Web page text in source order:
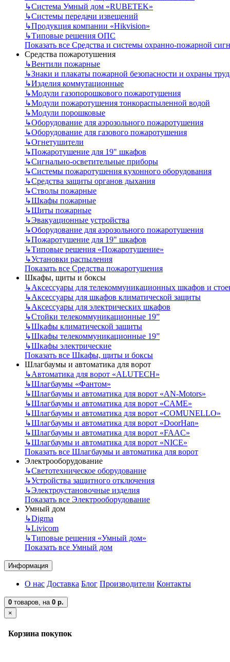
↳Система Умный дом «RUBETEK»
↳Системы передачи извещений
↳Продукция компании «Hikvision»
↳Типовые решения ОПС
Показать все Средства и системы охранно-пожарной
Средства пожаротушения
↳Вентили пожарные
↳Знаки и плакаты пожарной безопасности и охраны
↳Изделия коммутационные
↳Модули газопорошкового пожаротушения
↳Модули пожаротушения тонкораспыленной водой
↳Модули порошковые
↳Оборудование для аэрозольного пожаротушения
↳Оборудование для газового пожаротушения
↳Огнетушители
↳Пожаротушение для 19" шкафов
↳Сигнально-осветительные приборы
↳Системы пожаротушения кухонного оборудования
↳Средства защиты органов дыхания
↳Стволы пожарные
↳Шкафы пожарные
↳Щиты пожарные
↳Эвакуационные устройства
↳Оборудование для аэрозольного пожаротушения
↳Пожаротушение для 19" шкафов
↳Типовые решения «Пожаротушение»
↳Установки распыления
Показать все Средства пожаротушения
Шкафы, щиты и боксы
↳Аксессуары для телекоммуникационных шкафов и
↳Аксессуары для шкафов климатической защиты
↳Аксессуары для электрических шкафов
↳Стойки телекоммуникационные 19”
↳Шкафы климатической защиты
↳Шкафы телекоммуникационные 19”
↳Шкафы электрические
Показать все Шкафы, щиты и боксы
Шлагбаумы и автоматика для ворот
↳Автоматика для ворот «ALUTECH»
↳Шлагбаумы «Фантом»
↳Шлагбаумы и автоматика для ворот «AN-Motors»
↳Шлагбаумы и автоматика для ворот «CAME»
↳Шлагбаумы и автоматика для ворот «COMUNELLO»
↳Шлагбаумы и автоматика для ворот «DoorHan»
↳Шлагбаумы и автоматика для ворот «FAAC»
↳Шлагбаумы и автоматика для ворот «NICE»
Показать все Шлагбаумы и автоматика для ворот
Электрооборудование
↳Светотехническое оборудование
↳Устройства защитного отключения
↳Электроустановочные изделия
Показать все Электрооборудование
Умный дом
↳Digma
↳Livicom
↳Типовые решения «Умный дом»
Показать все Умный дом
Информация
О нас Доставка Блог Производители Контакты
0 товаров, на 0 р.
×
Корзина покупок